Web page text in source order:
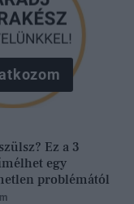
Ez a 3
egy
problémától